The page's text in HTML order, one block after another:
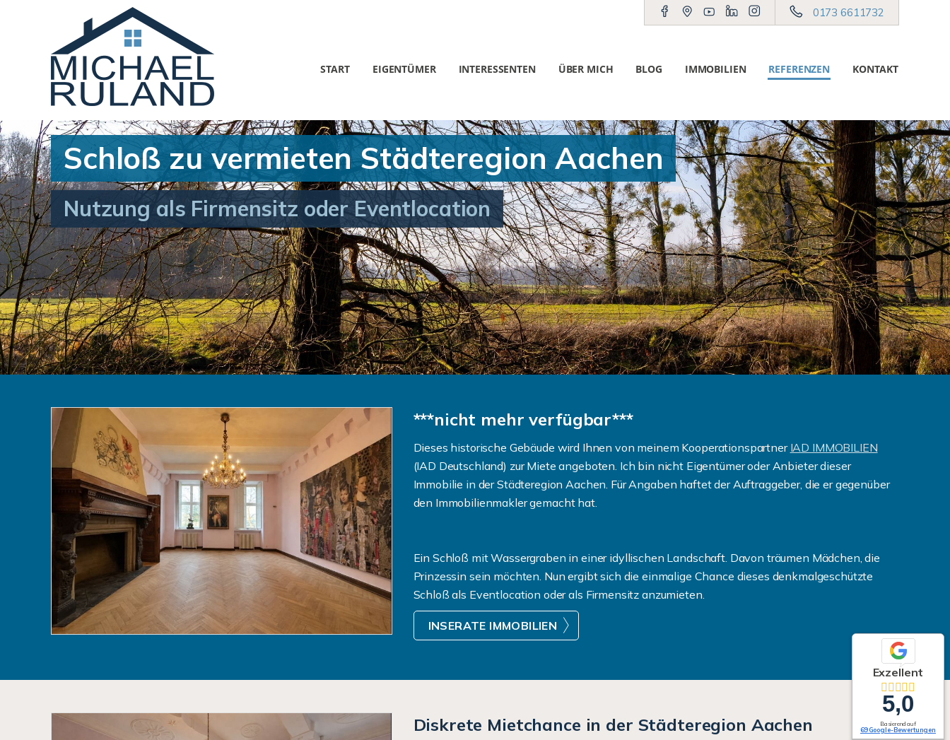
0173 6611732
START EIGENTÜMER INTERESSENTEN ÜBER MICH BLOG IMMOBILIEN REFERENZEN KONTAKT
Schloß zu vermieten Städteregion Aachen
Nutzung als Firmensitz oder Eventlocation
***nicht mehr verfügbar***
Dieses historische Gebäude wird Ihnen von meinem Kooperationspartner IAD IMMOBILIEN
(IAD Deutschland) zur Miete angeboten. Ich bin nicht Eigentümer oder Anbieter dieser
Immobilie in der Städteregion Aachen. Für Angaben haftet der Auftraggeber, die er gegenüber
den Immobilienmakler gemacht hat.
Ein Schloß mit Wassergraben in einer idyllischen Landschaft. Davon träumen Mädchen, die
Prinzessin sein möchten. Nun ergibt sich die einmalige Chance dieses denkmalgeschützte
Schloß als Eventlocation oder als Firmensitz anzumieten.
INSERATE IMMOBILIEN
Diskrete Mietchance in der Städteregion Aachen
Exzellent
5,0
Basierend auf
69 Google-Bewertungen